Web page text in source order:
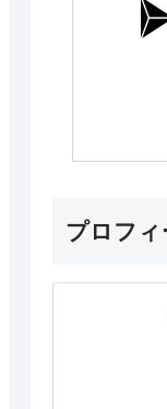
プロフィ